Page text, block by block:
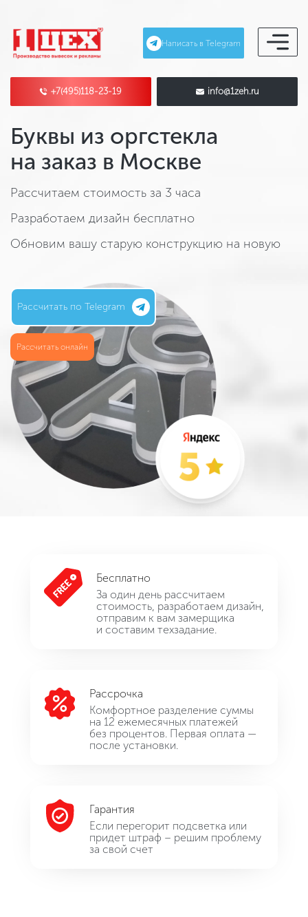
Написать в Telegram
+7(495)118-23-19 info@1zeh.ru
Буквы из оргстекла
на заказ в Москве
Рассчитаем стоимость за 3 часа
Разработаем дизайн бесплатно
Обновим вашу старую конструкцию на новую
Рассчитать по Telegram
Рассчитать онлайн
Бесплатно
За один день рассчитаем
стоимость, разработаем дизайн,
отправим к вам замерщика
и составим техзадание.
Рассрочка
Комфортное разделение суммы
на 12 ежемесячных платежей
без процентов. Первая оплата —
после установки.
Гарантия
Если перегорит подсветка или
придет штраф – решим проблему
за свой счет